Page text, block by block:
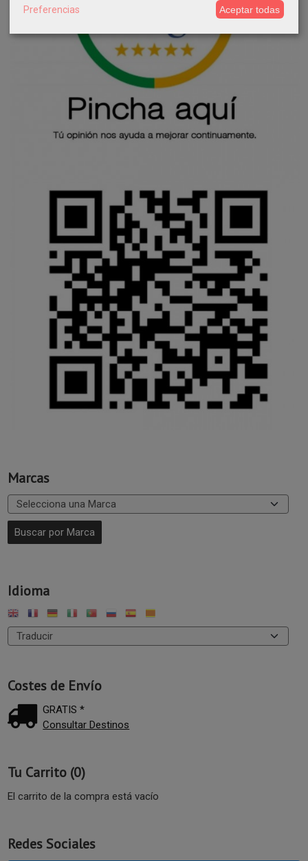
Marcas
Idioma
Costes de Envío
GRATIS *
Consultar Destinos
Tu Carrito (0)
El carrito de la compra está vacío
Redes Sociales
Preferencias Aceptar todas